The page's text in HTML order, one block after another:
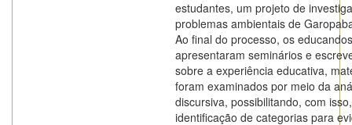
estudantes, um projeto de
problemas ambientais de
Ao final do processo, os educandos
apresentaram seminários e
sobre a experiência educativa,
foram examinados por meio da
discursiva, possibilitando, com
identificação de categorias para